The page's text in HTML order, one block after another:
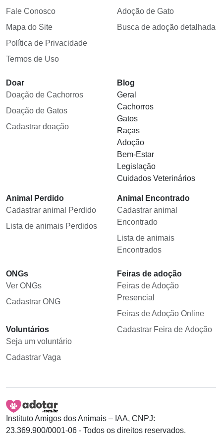
Fale Conosco
Mapa do Site
Política de Privacidade
Termos de Uso
Adoção de Gato
Busca de adoção detalhada
Doar
Doação de Cachorros
Doação de Gatos
Cadastrar doação
Blog
Geral
Cachorros
Gatos
Raças
Adoção
Bem-Estar
Legislação
Cuidados Veterinários
Animal Perdido
Cadastrar animal Perdido
Lista de animais Perdidos
Animal Encontrado
Cadastrar animal
Encontrado
Lista de animais
Encontrados
ONGs
Ver ONGs
Cadastrar ONG
Voluntários
Seja um voluntário
Cadastrar Vaga
Feiras de adoção
Feiras de Adoção
Presencial
Feiras de Adoção Online
Cadastrar Feira de Adoção
Instituto Amigos dos Animais – IAA, CNPJ:
23.369.900/0001-06 - Todos os direitos reservados.